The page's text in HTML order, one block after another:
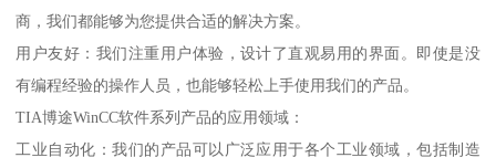
商，我们都能够为您提供合适的解决方案。
用户友好：我们注重用户体验，设计了直观易用的界面。即使是没
有编程经验的操作人员，也能够轻松上手使用我们的产品。
TIA博途WinCC软件系列产品的应用领域：
工业自动化：我们的产品可以广泛应用于各个工业领域，包括制造